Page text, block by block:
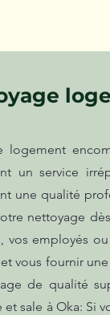
logement
un service
une qualité
nettoyage
vos employés
vous fournir
de qualité
et sale à Oka: Si